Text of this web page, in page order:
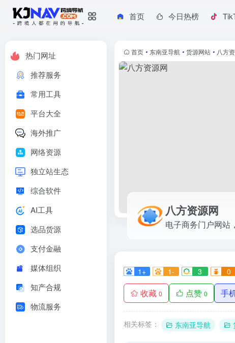
首页 今日热榜
热门网址
推荐服务
常用工具
平台大全
海外推广
网络资源
独立站生态
综合软件
AI工具
选品货源
支付金融
媒体组织
知产合规
物流服务
首页 • 东南亚导航 • 货源网站 • 八方
八方资源网
1+ 1- 3 0
收藏 0 点赞 0 手
相关标签： 东南亚导航
八方资源网